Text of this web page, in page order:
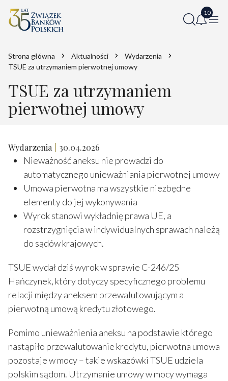
Strona główna Aktualności
Wydarzenia
TSUE za utrzymaniem pierwotnej umowy
TSUE za utrzymaniem
pierwotnej umowy
Wydarzenia 30.04.2026
Nieważność aneksu nie prowadzi do
automatycznego unieważniania pierwotnej umowy
Umowa pierwotna ma wszystkie niezbędne
elementy do jej wykonywania
Wyrok stanowi wykładnię prawa UE, a
rozstrzygnięcia w indywidualnych sprawach należą
do sądów krajowych.
TSUE wydał dziś wyrok w sprawie C-246/25
Hańczynek, który dotyczy specyficznego problemu
relacji między aneksem przewalutowującym a
pierwotną umową kredytu złotowego.
Pomimo unieważnienia aneksu na podstawie którego
nastąpiło przewalutowanie kredytu, pierwotna umowa
pozostaje w mocy – takie wskazówki TSUE udziela
polskim sądom. Utrzymanie umowy w mocy wymaga